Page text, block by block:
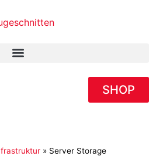
SHOP
» Server Storage